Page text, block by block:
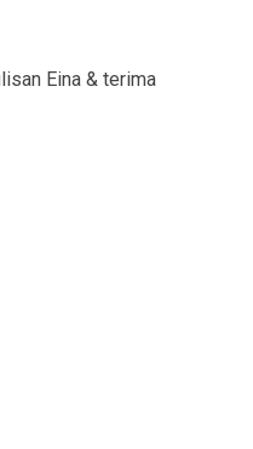
Eina & terima